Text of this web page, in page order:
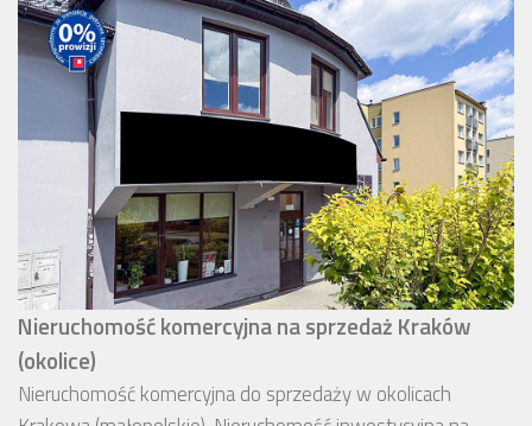
Nieruchomość komercyjna na sprzedaż Kraków
(okolice)
Nieruchomość komercyjna do sprzedaży w okolicach